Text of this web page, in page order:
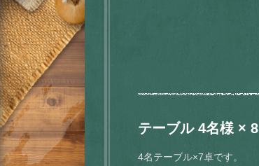
テーブル 4名様 × 8
4名テーブル×7卓です。